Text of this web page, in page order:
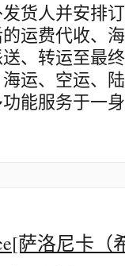
货人并安排
运费代收、
、转运至最
运、空运、
能服务于一
萨洛尼卡（